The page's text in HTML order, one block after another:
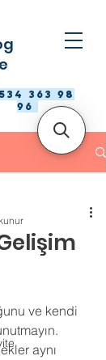
363 98
96
ve kendi
aynı